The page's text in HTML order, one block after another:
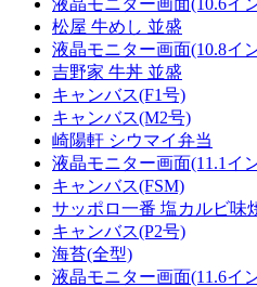
松屋 牛めし 並盛
液晶モニター画面(10.8イ
吉野家 牛丼 並盛
キャンバス(F1号)
キャンバス(M2号)
崎陽軒 シウマイ弁当
液晶モニター画面(11.1イ
キャンバス(FSM)
サッポロ一番 塩カルビ味
キャンバス(P2号)
海苔(全型)
液晶モニター画面(11.6イ